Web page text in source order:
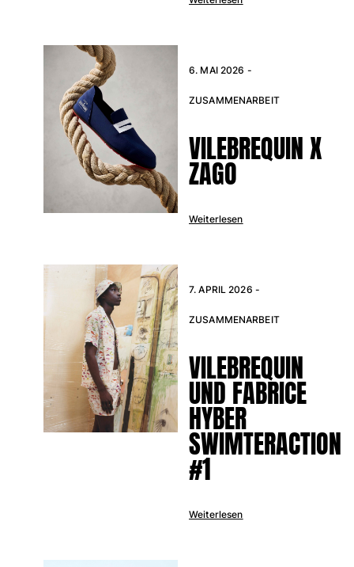
Badehose
Badeshorts
Babys
Klassische
Klassische stretch
Klassische dünne Stoffe finden
Bademode Bestickte
Bekleidung
Polohemden
T-Shirts
Hosen
Hemden
Shorts
Sweatshirts
Alle Bekleidung anzeigen
Badeanzug
6. MAI 2026 -
ZUSAMMENARBEIT
VILEBREQUIN X
ZAGO
Weiterlesen
7. APRIL 2026 -
ZUSAMMENARBEIT
VILEBREQUIN
UND FABRICE
HYBER
SWIMTERACTION
#1
Weiterlesen